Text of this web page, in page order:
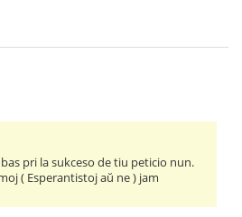
pri la sukceso de tiu peticio nun.
( Esperantistoj aŭ ne ) jam